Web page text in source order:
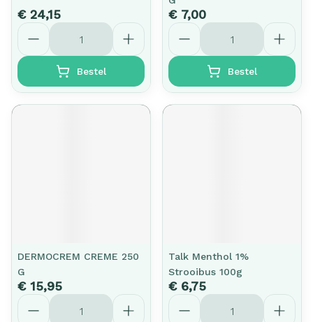
€ 24,15
Aantal
Bestel
€ 7,00
Aantal
Bestel
DERMOCREM CREME 250
G
€ 15,95
Aantal
Talk Menthol 1%
Strooibus 100g
€ 6,75
Aantal